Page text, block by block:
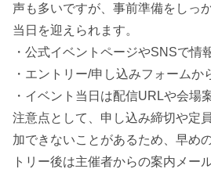
声も多いですが、事前準備をしっ
当日を迎えられます。
・公式イベントページやSNSで情
・エントリー/申し込みフォームか
・イベント当日は配信URLや会場
注意点として、申し込み締切や定
加できないことがあるため、早め
トリー後は主催者からの案内メー